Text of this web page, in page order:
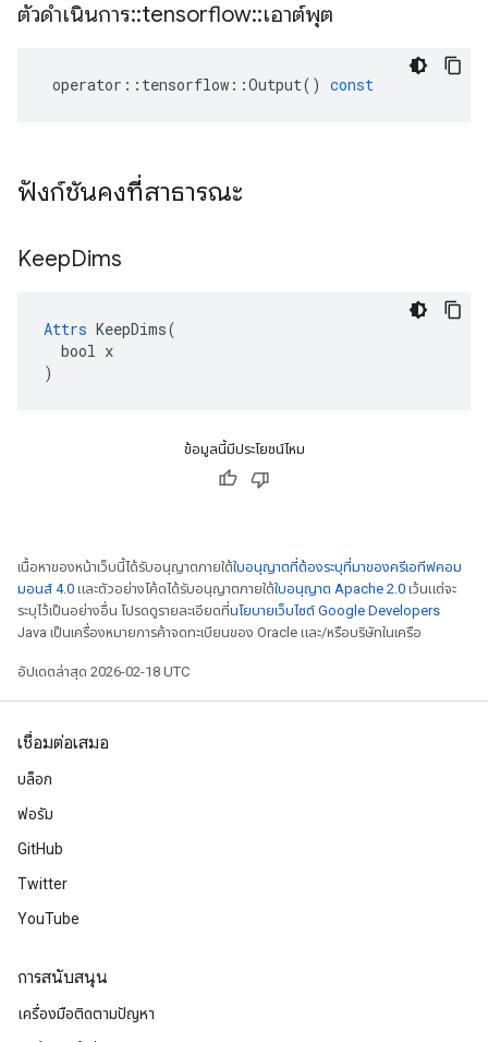
ตัวดำเนินการ::tensorflow::เอาต์พุต
operator :: tensorflow ::Output() const
ฟังก์ชันคงที่สาธารณะ
KeepDims
Attrs KeepDims(
  bool x
)
ข้อมูลนี้มีประโยชน์ไหม
เนื้อหาของหน้าเว็บนี้ได้รับอนุญาตภายใต้ใบอนุญาตที่ต้องระบุที่มาของครีเอทีฟคอม
มอนส์ 4.0 และตัวอย่างโค้ดได้รับอนุญาตภายใต้ใบอนุญาต Apache 2.0 เว้นแต่จะ
ระบุไว้เป็นอย่างอื่น โปรดดูรายละเอียดที่นโยบายเว็บไซต์ Google Developers
Java เป็นเครื่องหมายการค้าจดทะเบียนของ Oracle และ/หรือบริษัทในเครือ
อัปเดตล่าสุด 2026-02-18 UTC
เชื่อมต่อเสมอ
บล็อก
ฟอรัม
GitHub
Twitter
YouTube
การสนับสนุน
เครื่องมือติดตามปัญหา